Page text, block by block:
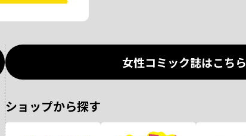
女性コミック誌はこちら
ショップから探す